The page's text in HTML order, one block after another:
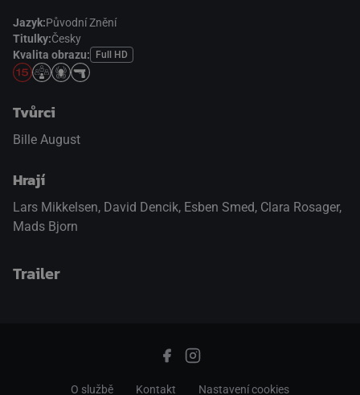
Jazyk:Původní Znění
Titulky:Česky
Kvalita obrazu:
Full HD
Tvůrci
Bille August
Hrají
Lars Mikkelsen, David Dencik, Esben Smed, Clara Rosager,
Mads Bjorn
Trailer
O službě Kontakt Nastavení cookies